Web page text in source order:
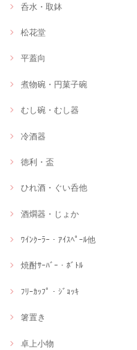
呑水・取鉢
松花堂
平蓋向
煮物碗・円菓子碗
むし碗・むし器
冷酒器
徳利・盃
ひれ酒・ぐい呑他
酒燗器・じょか
ﾜｲﾝｸｰﾗｰ・ｱｲｽﾍﾟｰﾙ他
焼酎ｻｰﾊﾞｰ・ﾎﾞﾄﾙ
ﾌﾘｰｶｯﾌﾟ・ｼﾞｮｯｷ
箸置き
卓上小物